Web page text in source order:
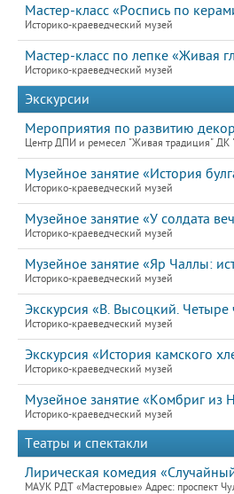
Мастер-класс «Роспись по
Историко-краеведческий музей
Мастер-класс по лепке «Живая
Историко-краеведческий музей
Экскурсии
Мероприятия по развитию
Центр ДПИ и ремесел "Живая традиция"
Музейное занятие «История
Историко-краеведческий музей
Музейное занятие «У солдата
Историко-краеведческий музей
Музейное занятие «Яр Чаллы:
Историко-краеведческий музей
Экскурсия «В. Высоцкий. Четыре
Историко-краеведческий музей
Экскурсия «История камского
Историко-краеведческий музей
Музейное занятие «Комбриг из
Историко-краеведческий музей
Театры и спектакли
Лирическая комедия
МАУК РДТ «Мастеровые» Адрес: проспект